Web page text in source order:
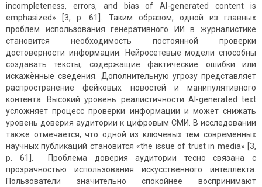
incompleteness, errors, and bias of AI-generated content is
emphasized» [3, p. 61]. Таким образом, одной из главных
проблем использования генеративного ИИ в журналистике
становится необходимость постоянной проверки
достоверности информации. Нейросетевые модели способны
создавать тексты, содержащие фактические ошибки или
искажённые сведения. Дополнительную угрозу представляет
распространение фейковых новостей и манипулятивного
контента. Высокий уровень реалистичности AI-generated text
усложняет процесс проверки информации и может снижать
уровень доверия аудитории к цифровым СМИ. В исследовании
также отмечается, что одной из ключевых тем современных
научных публикаций становится «the issue of trust in media» [3,
p. 61]. Проблема доверия аудитории тесно связана с
прозрачностью использования искусственного интеллекта.
Пользователи значительно спокойнее воспринимают